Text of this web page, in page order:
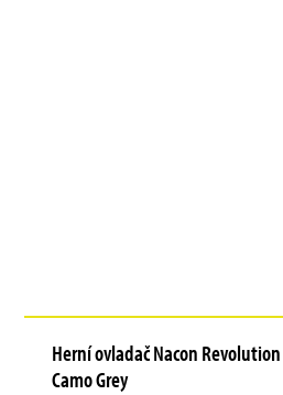
Herní ovladač Nacon
Camo Grey